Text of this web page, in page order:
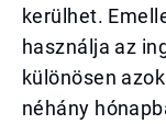
kerülhet.
használja az
különösen
néhány